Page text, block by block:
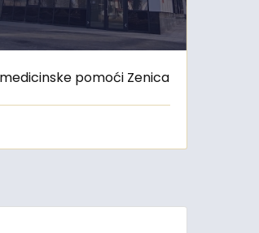
pomoći Zenica